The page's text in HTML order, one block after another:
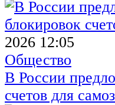
2026 12:05
Общество
В России
счетов для